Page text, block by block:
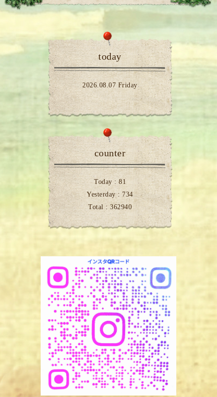
today
2026.08.07 Friday
counter
Today : 81
Yesterday : 734
Total : 362940